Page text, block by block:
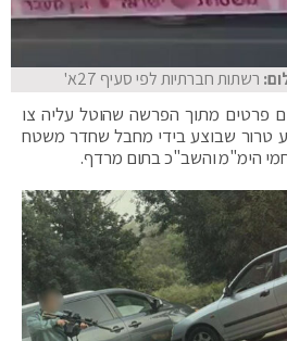
רשתות חברתיות לפי סעיף 27א'
פרטים מתוך הפרשה שהוטל עליה צו
טרור שבוצע בידי מחבל שחדר משטח
הימ"מ והשב"כ בתום מרדף.